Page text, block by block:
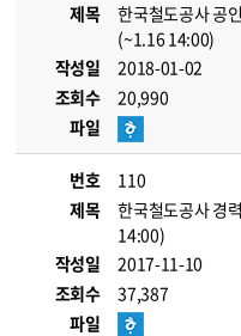
제목
한국철도공사 공
(~1.16 14:00)
작성일
2018-01-02
조회수
20,990
파일
번호
110
제목
한국철도공사 경
14:00)
작성일
2017-11-10
조회수
37,387
파일